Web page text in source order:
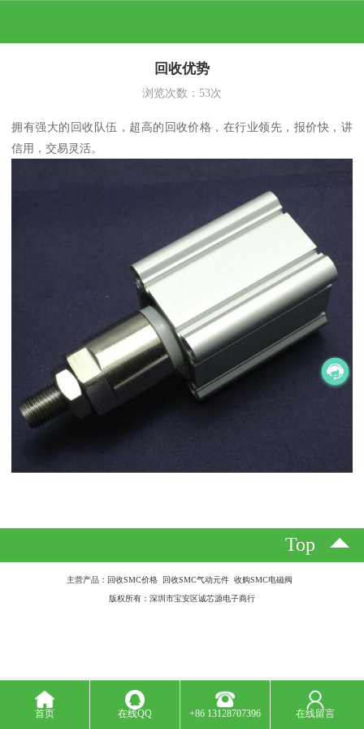
回收优势
浏览次数： 53次
拥有强大的回收队伍，超高的回收价格，在行业领先，报价快，讲
信用，交易灵活。
Top
主营产品：回收SMC价格 回收SMC气动元件 收购SMC电磁阀
版权所有：深圳市宝安区诚芯源电子商行
首页 在线QQ +86 13128707396 在线留言